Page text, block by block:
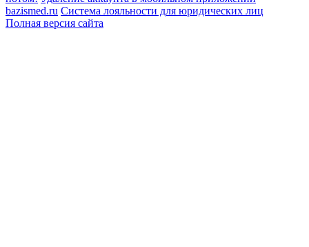
bazismed.ru Система лояльности для юридических лиц
Полная версия сайта